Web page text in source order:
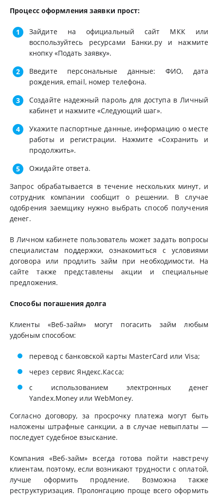
Процесс оформления заявки прост:
Зайдите на официальный сайт МКК или
воспользуйтесь ресурсами Банки.ру и нажмите
кнопку «Подать заявку».
Введите персональные данные: ФИО, дата
рождения, email, номер телефона.
Создайте надежный пароль для доступа в Личный
кабинет и нажмите «Следующий шаг».
Укажите паспортные данные, информацию о месте
работы и регистрации. Нажмите «Сохранить и
продолжить».
Ожидайте ответа.
Запрос обрабатывается в течение нескольких минут, и
сотрудник компании сообщит о решении. В случае
одобрения заемщику нужно выбрать способ получения
денег.
В Личном кабинете пользователь может задать вопросы
специалистам поддержки, ознакомиться с условиями
договора или продлить займ при необходимости. На
сайте также представлены акции и специальные
предложения.
Способы погашения долга
Клиенты «Веб-займ» могут погасить займ любым
удобным способом:
перевод с банковской карты MasterCard или Visa;
через сервис Яндекс.Касса;
с использованием электронных денег
Yandex.Money или WebMoney.
Согласно договору, за просрочку платежа могут быть
наложены штрафные санкции, а в случае невыплаты —
последует судебное взыскание.
Компания «Веб-займ» всегда готова пойти навстречу
клиентам, поэтому, если возникают трудности с оплатой,
лучше оформить продление. Возможна также
реструктуризация. Пролонгацию проще всего оформить